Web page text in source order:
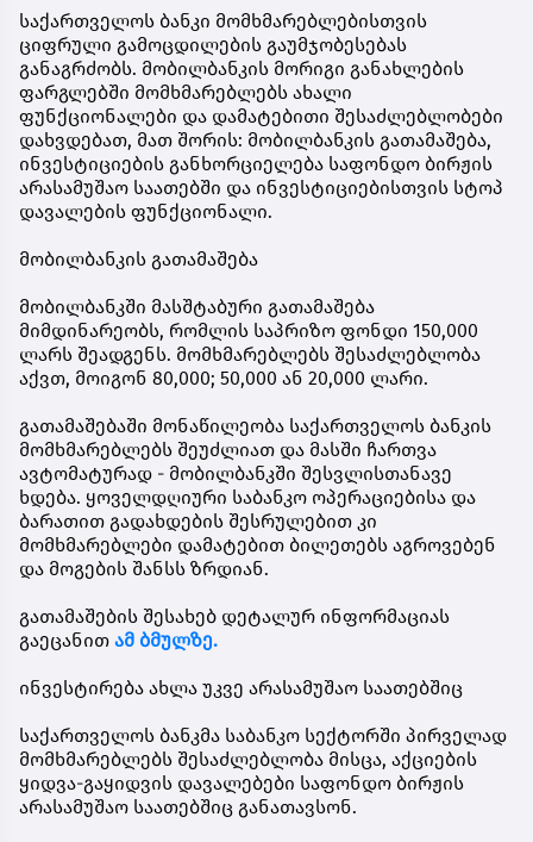
საქართველოს ბანკი მომხმარებლებისთვის
ციფრული გამოცდილების გაუმჯობესებას
განაგრძობს. მობილბანკის მორიგი განახლების
ფარგლებში მომხმარებლებს ახალი
ფუნქციონალები და დამატებითი შესაძლებლობები
დახვდებათ, მათ შორის: მობილბანკის გათამაშება,
ინვესტიციების განხორციელება საფონდო ბირჟის
არასამუშაო საათებში და ინვესტიციებისთვის სტოპ
დავალების ფუნქციონალი.
მობილბანკის გათამაშება
მობილბანკში მასშტაბური გათამაშება
მიმდინარეობს, რომლის საპრიზო ფონდი 150,000
ლარს შეადგენს. მომხმარებლებს შესაძლებლობა
აქვთ, მოიგონ 80,000; 50,000 ან 20,000 ლარი.
გათამაშებაში მონაწილეობა საქართველოს ბანკის
მომხმარებლებს შეუძლიათ და მასში ჩართვა
ავტომატურად - მობილბანკში შესვლისთანავე
ხდება. ყოველდღიური საბანკო ოპერაციებისა და
ბარათით გადახდების შესრულებით კი
მომხმარებლები დამატებით ბილეთებს აგროვებენ
და მოგების შანსს ზრდიან.
გათამაშების შესახებ დეტალურ ინფორმაციას
გაეცანით ამ ბმულზე.
ინვესტირება ახლა უკვე არასამუშაო საათებშიც
საქართველოს ბანკმა საბანკო სექტორში პირველად
მომხმარებლებს შესაძლებლობა მისცა, აქციების
ყიდვა-გაყიდვის დავალებები საფონდო ბირჟის
არასამუშაო საათებშიც განათავსონ.